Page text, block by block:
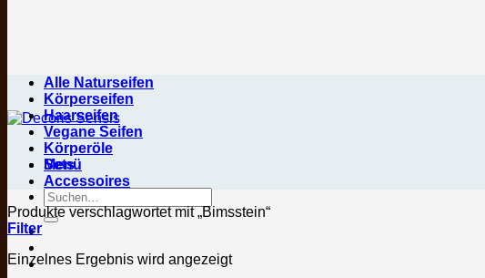
Menü
Suchen
nach:
Alle Naturseifen
Körperseifen
Haarseifen
Vegane Seifen
Körperöle
Sets
Accessoires
Produkte verschlagwortet mit „Bimsstein“
Filter
Einzelnes Ergebnis wird angezeigt